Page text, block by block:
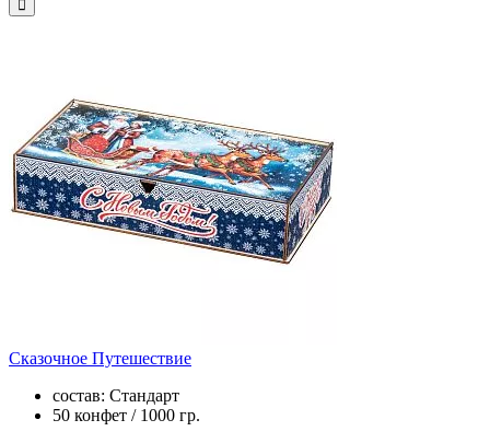
Сказочное Путешествие
состав: Стандарт
50 конфет / 1000 гр.